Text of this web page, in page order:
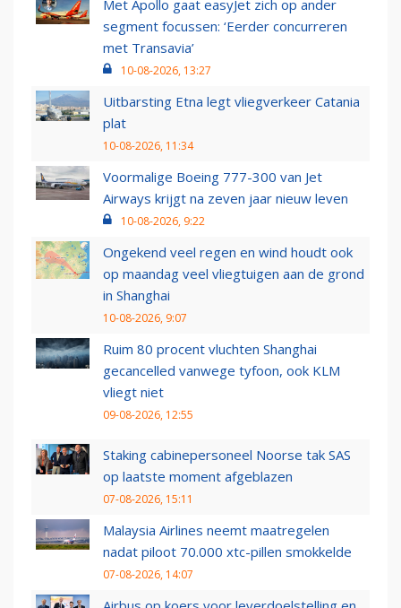
Met Apollo gaat easyJet zich op ander
segment focussen: ‘Eerder concurreren
met Transavia’
10-08-2026, 13:27
Uitbarsting Etna legt vliegverkeer Catania
plat
10-08-2026, 11:34
Voormalige Boeing 777-300 van Jet
Airways krijgt na zeven jaar nieuw leven
10-08-2026, 9:22
Ongekend veel regen en wind houdt ook
op maandag veel vliegtuigen aan de grond
in Shanghai
10-08-2026, 9:07
Ruim 80 procent vluchten Shanghai
gecancelled vanwege tyfoon, ook KLM
vliegt niet
09-08-2026, 12:55
Staking cabinepersoneel Noorse tak SAS
op laatste moment afgeblazen
07-08-2026, 15:11
Malaysia Airlines neemt maatregelen
nadat piloot 70.000 xtc-pillen smokkelde
07-08-2026, 14:07